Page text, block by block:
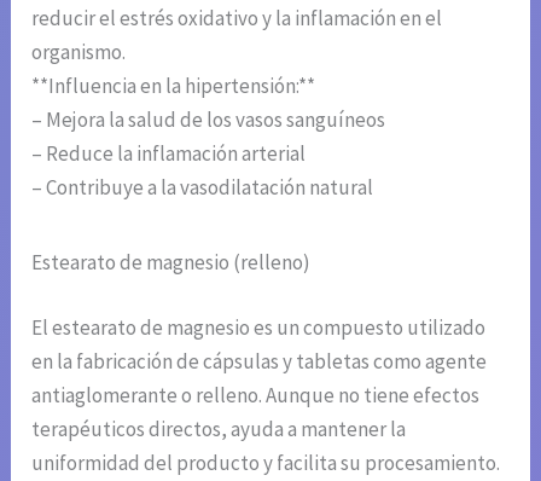
reducir el estrés oxidativo y la inflamación en el
organismo.
**Influencia en la hipertensión:**
– Mejora la salud de los vasos sanguíneos
– Reduce la inflamación arterial
– Contribuye a la vasodilatación natural
Estearato de magnesio (relleno)
El estearato de magnesio es un compuesto utilizado
en la fabricación de cápsulas y tabletas como agente
antiaglomerante o relleno. Aunque no tiene efectos
terapéuticos directos, ayuda a mantener la
uniformidad del producto y facilita su procesamiento.